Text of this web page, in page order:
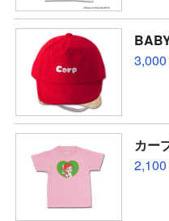
3,000
カー
2,100